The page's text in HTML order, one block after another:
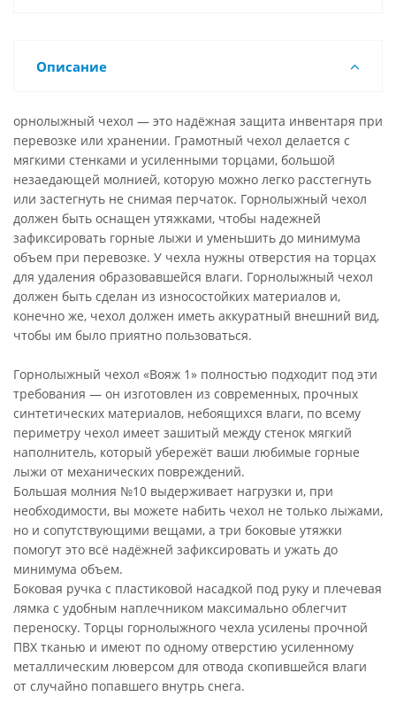
Описание
орнолыжный чехол — это надёжная защита инвентаря при
перевозке или хранении. Грамотный чехол делается с
мягкими стенками и усиленными торцами, большой
незаедающей молнией, которую можно легко расстегнуть
или застегнуть не снимая перчаток. Горнолыжный чехол
должен быть оснащен утяжками, чтобы надежней
зафиксировать горные лыжи и уменьшить до минимума
объем при перевозке. У чехла нужны отверстия на торцах
для удаления образовавшейся влаги. Горнолыжный чехол
должен быть сделан из износостойких материалов и,
конечно же, чехол должен иметь аккуратный внешний вид,
чтобы им было приятно пользоваться.
Горнолыжный чехол «Вояж 1» полностью подходит под эти
требования — он изготовлен из современных, прочных
синтетических материалов, небоящихся влаги, по всему
периметру чехол имеет зашитый между стенок мягкий
наполнитель, который убережёт ваши любимые горные
лыжи от механических повреждений.
Большая молния №10 выдерживает нагрузки и, при
необходимости, вы можете набить чехол не только лыжами,
но и сопутствующими вещами, а три боковые утяжки
помогут это всё надёжней зафиксировать и ужать до
минимума объем.
Боковая ручка с пластиковой насадкой под руку и плечевая
лямка с удобным наплечником максимально облегчит
переноску. Торцы горнолыжного чехла усилены прочной
ПВХ тканью и имеют по одному отверстию усиленному
металлическим люверсом для отвода скопившейся влаги
от случайно попавшего внутрь снега.